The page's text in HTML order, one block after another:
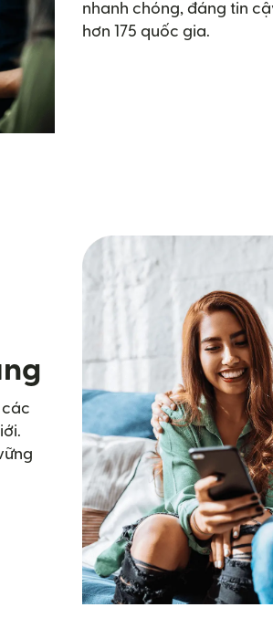
nhanh chóng, đáng tin
hơn 175 quốc gia.
các